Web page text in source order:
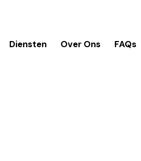
Diensten Over Ons FAQs